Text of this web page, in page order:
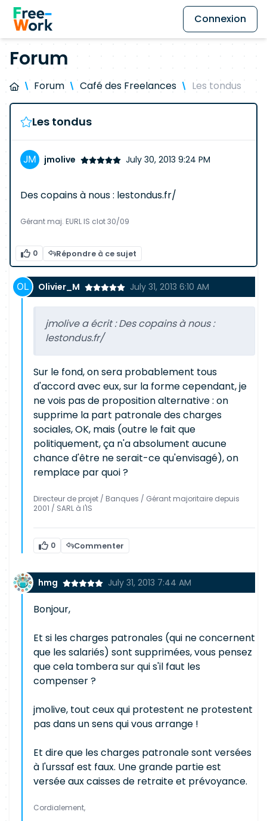
Connexion
Forum
Forum Café des Freelances Les tondus
Les tondus
jmolive July 30, 2013 9:24 PM
Des copains à nous : lestondus.fr/
Gérant maj. EURL IS clot 30/09
0 Répondre à ce sujet
Olivier_M July 31, 2013 6:10 AM
jmolive a écrit :Des copains à nous :
lestondus.fr/
Sur le fond, on sera probablement tous
d'accord avec eux, sur la forme cependant, je
ne vois pas de proposition alternative : on
supprime la part patronale des charges
sociales, OK, mais (outre le fait que
politiquement, ça n'a absolument aucune
chance d'être ne serait-ce qu'envisagé), on
remplace par quoi ?
Directeur de projet / Banques / Gérant majoritaire depuis
2001 / SARL à l'IS
0 Commenter
hmg July 31, 2013 7:44 AM
Bonjour,
Et si les charges patronales (qui ne concernent
que les salariés) sont supprimées, vous pensez
que cela tombera sur qui s'il faut les
compenser ?
jmolive, tout ceux qui protestent ne protestent
pas dans un sens qui vous arrange !
Et dire que les charges patronale sont versées
à l'urssaf est faux. Une grande partie est
versée aux caisses de retraite et prévoyance.
Cordialement,